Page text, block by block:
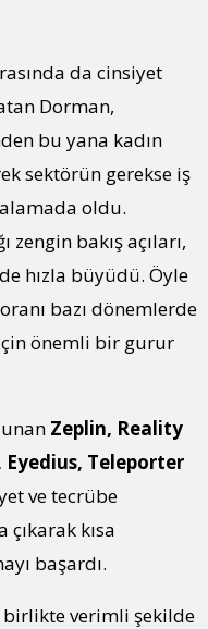
da cinsiyet
Dorman,
bu yana kadın
sektörün gerekse iş
oldu.
zengin bakış açıları,
hızla büyüdü. Öyle
bazı dönemlerde
için önemli bir gurur
Zeplin, Reality
Teleporter
ve tecrübe
kısa
başardı.
birlikte verimli şekilde